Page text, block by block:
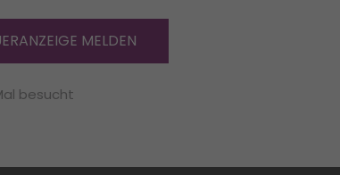
MELDEN
besucht